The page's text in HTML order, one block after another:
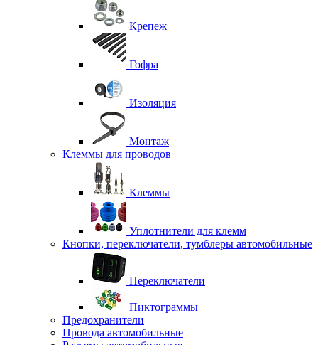
Крепеж
Гофра
Изоляция
Монтаж
Клеммы для проводов
Клеммы
Уплотнители для клемм
Кнопки, переключатели, тумблеры автомобильные
Переключатели
Пиктограммы
Предохранители
Провода автомобильные